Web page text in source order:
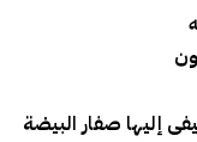
إليها صفار البيضة